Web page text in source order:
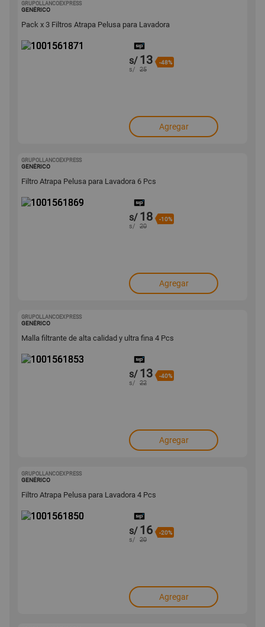
GRUPOLLANCOEXPRESS
GENÉRICO
Pack x 3 Filtros Atrapa Pelusa para Lavadora
s/ 13 -48%
s/ 25
Agregar
GRUPOLLANCOEXPRESS
GENÉRICO
Filtro Atrapa Pelusa para Lavadora 6 Pcs
s/ 18 -10%
s/ 20
Agregar
GRUPOLLANCOEXPRESS
GENÉRICO
Malla filtrante de alta calidad y ultra fina 4 Pcs
s/ 13 -40%
s/ 22
Agregar
GRUPOLLANCOEXPRESS
GENÉRICO
Filtro Atrapa Pelusa para Lavadora 4 Pcs
s/ 16 -20%
s/ 20
Agregar